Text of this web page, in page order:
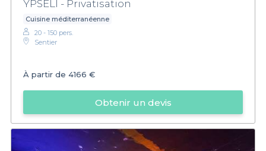
YPSELI - Privatisation
Cuisine méditerranéenne
20 - 150 pers.
Sentier
À partir de 4166 €
Obtenir un devis